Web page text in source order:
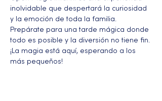
inolvidable que despertará la curiosidad
y la emoción de toda la familia.
Prepárate para una tarde mágica donde
todo es posible y la diversión no tiene fin.
¡La magia está aquí, esperando a los
más pequeños!